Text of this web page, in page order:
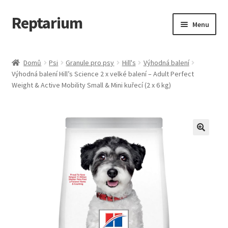
Přeskočit
na
Přejít
k
webu
Reptarium Menu
Košík
Domů Psi Granule pro psy Hill's
Výhodná balení
Výhodná balení Hill’s Science 2 x velké balení – Adult Perfect
Weight & Active Mobility Small & Mini kuřecí (2 x 6 kg)